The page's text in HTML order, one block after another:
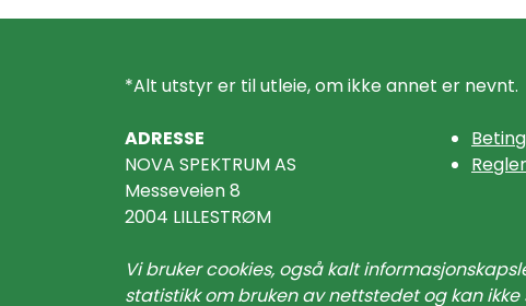
*Alt utstyr er til utleie, om ikke annet er nevnt.
ADRESSE
NOVA SPEKTRUM AS
Messeveien 8
2004 LILLESTRØM
Vi bruker cookies, også kalt
statistikk om bruken av nettstedet og kan